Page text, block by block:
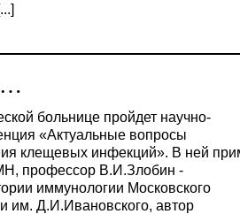
больнице пройдет научно-
«Актуальные вопросы
клещевых инфекций». В ней
профессор В.И.Злобин -
иммунологии Московского
им. Д.И.Ивановского, автор